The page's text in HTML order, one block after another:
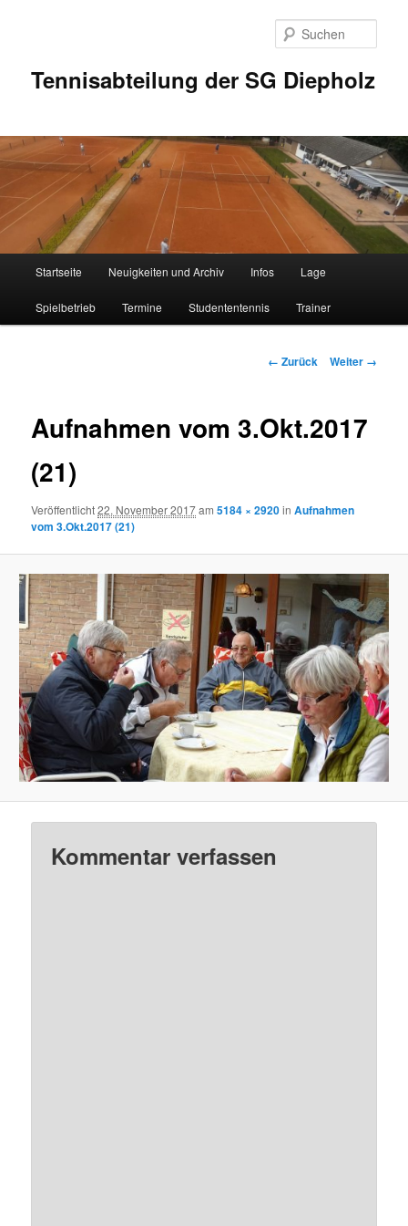
Tennisabteilung der SG Diepholz
Startseite Neuigkeiten und Archiv Infos Lage
Spielbetrieb Termine Studententennis Trainer
Bilder-
← Zurück Weiter →
Aufnahmen vom 3.Okt.2017
(21)
Veröffentlicht22. November 2017am5184 × 2920inAufnahmen
vom 3.Okt.2017 (21)
Kommentar verfassen